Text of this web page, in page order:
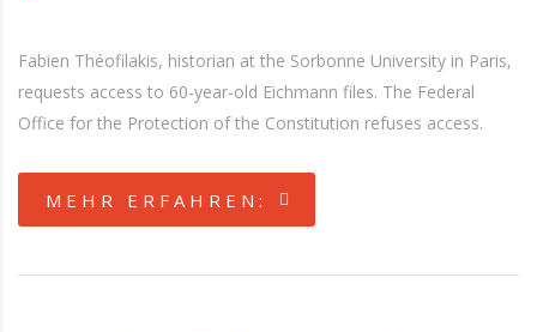
Fabien Théofilakis, historian at the Sorbonne University in Paris,
requests access to 60-year-old Eichmann files. The Federal
Office for the Protection of the Constitution refuses access.
MEHR ERFAHREN: